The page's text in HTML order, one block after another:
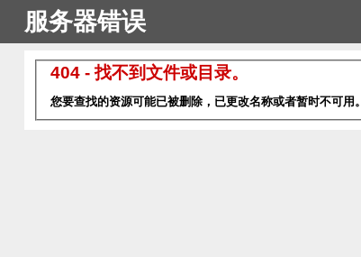
服务器错误
404 - 找不到文件或目录。
您要查找的资源可能已被删除，已更改名称或者暂时不可用。